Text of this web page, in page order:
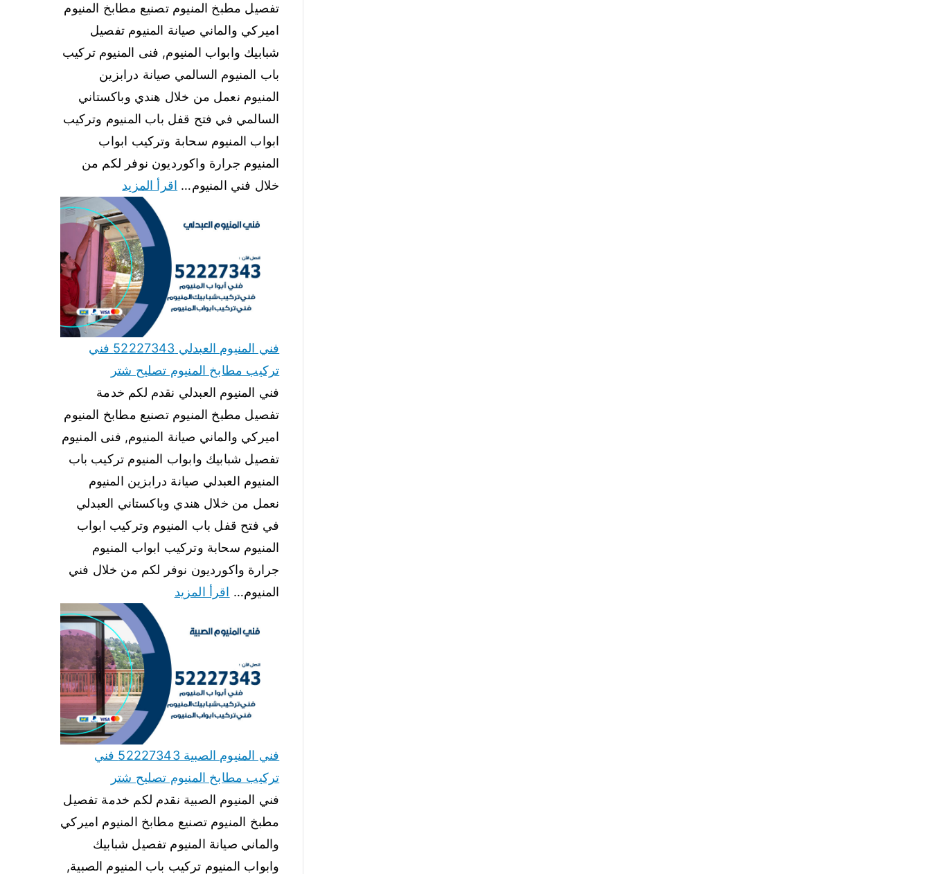
تفصيل مطبخ المنيوم تصنيع مطابخ المنيوم
اميركي والماني صيانة المنيوم تفصيل
شبابيك وابواب المنيوم, فنى المنيوم تركيب
باب المنيوم السالمي صيانة درابزين
المنيوم نعمل من خلال هندي وباكستاني
السالمي في فتح قفل باب المنيوم وتركيب
ابواب المنيوم سحابة وتركيب ابواب
المنيوم جرارة واكورديون نوفر لكم من
خلال فني المنيوم… اقرأ المزيد
فني المنيوم العبدلي 52227343 فني
تركيب مطابخ المنيوم تصليح شتر
فني المنيوم العبدلي نقدم لكم خدمة
تفصيل مطبخ المنيوم تصنيع مطابخ المنيوم
اميركي والماني صيانة المنيوم, فنى المنيوم
تفصيل شبابيك وابواب المنيوم تركيب باب
المنيوم العبدلي صيانة درابزين المنيوم
نعمل من خلال هندي وباكستاني العبدلي
في فتح قفل باب المنيوم وتركيب ابواب
المنيوم سحابة وتركيب ابواب المنيوم
جرارة واكورديون نوفر لكم من خلال فني
المنيوم… اقرأ المزيد
فني المنيوم الصبية 52227343 فني
تركيب مطابخ المنيوم تصليح شتر
فني المنيوم الصبية نقدم لكم خدمة تفصيل
مطبخ المنيوم تصنيع مطابخ المنيوم اميركي
والماني صيانة المنيوم تفصيل شبابيك
وابواب المنيوم تركيب باب المنيوم الصبية,